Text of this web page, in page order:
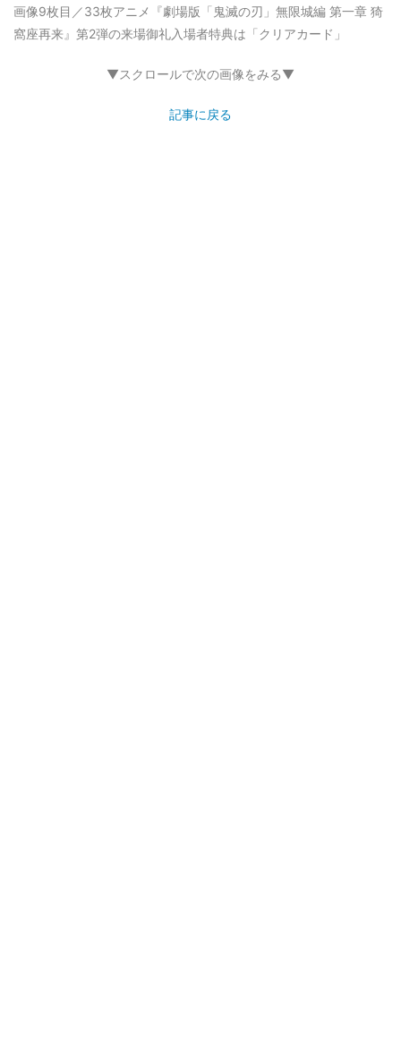
画像9枚目／33枚アニメ『劇場版「鬼滅の刃」無限城編 第一章 猗
窩座再来』第2弾の来場御礼入場者特典は「クリアカード」
▼スクロールで次の画像をみる▼
記事に戻る